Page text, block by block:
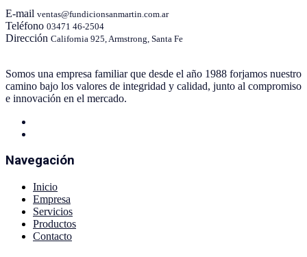
E-mail ventas@fundicionsanmartin.com.ar
Teléfono 03471 46-2504
Dirección California 925, Armstrong, Santa Fe
Somos una empresa familiar que desde el año 1988 forjamos nuestro
camino bajo los valores de integridad y calidad, junto al compromiso
e innovación en el mercado.
Navegación
Inicio
Empresa
Servicios
Productos
Contacto